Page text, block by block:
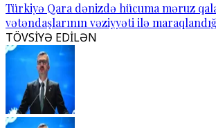
Türkiyə Qara dənizdə hücuma məruz
vətəndaşlarının vəziyyəti ilə
TÖVSİYƏ EDİLƏN